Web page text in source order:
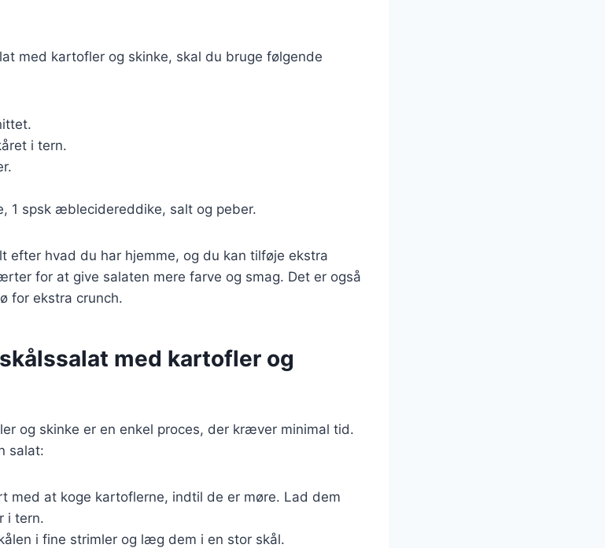
med kartofler og skinke, skal du bruge følgende
i tern.
1 spsk æblecidereddike, salt og peber.
efter hvad du har hjemme, og du kan tilføje ekstra
for at give salaten mere farve og smag. Det er også
for ekstra crunch.
med kartofler og
og skinke er en enkel proces, der kræver minimal tid.
salat:
med at koge kartoflerne, indtil de er møre. Lad dem
i tern.
i fine strimler og læg dem i en stor skål.